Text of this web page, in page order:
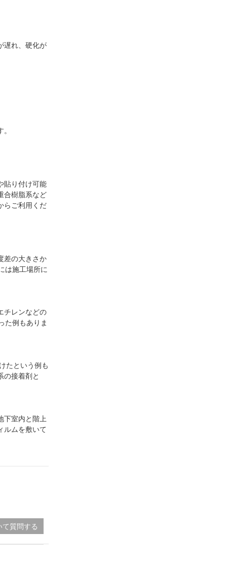
遅れ、硬化が
貼り付け可能
合樹脂系など
らご利用くだ
差の大きさか
は施工場所に
チレンなどの
た例もありま
たという例も
の接着剤と
下室内と階上
ルムを敷いて
て質問する